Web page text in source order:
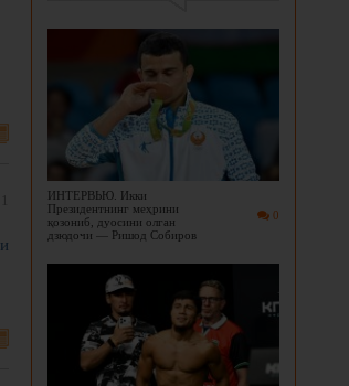
0
ИНТЕРВЬЮ. Икки
Президентнинг меҳрини
қозониб, дуосини олган
дзюдочи — Ришод Собиров